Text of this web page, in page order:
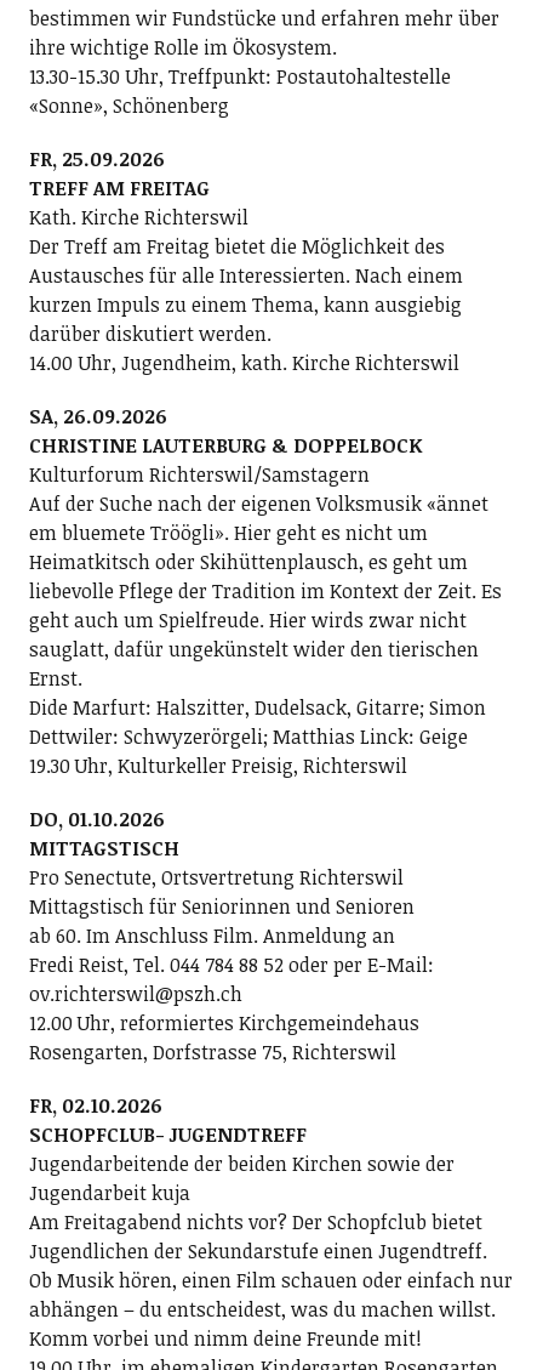
bestimmen wir Fundstücke und erfahren mehr über
ihre wichtige Rolle im Ökosystem.
13.30-15.30 Uhr, Treffpunkt: Postautohaltestelle
«Sonne», Schönenberg
FR, 25.09.2026
TREFF AM FREITAG
Kath. Kirche Richterswil
Der Treff am Freitag bietet die Möglichkeit des
Austausches für alle Interessierten. Nach einem
kurzen Impuls zu einem Thema, kann ausgiebig
darüber diskutiert werden.
14.00 Uhr, Jugendheim, kath. Kirche Richterswil
SA, 26.09.2026
CHRISTINE LAUTERBURG & DOPPELBOCK
Kulturforum Richterswil/Samstagern
Auf der Suche nach der eigenen Volksmusik «ännet
em bluemete Tröögli». Hier geht es nicht um
Heimatkitsch oder Skihüttenplausch, es geht um
liebevolle Pflege der Tradition im Kontext der Zeit. Es
geht auch um Spielfreude. Hier wirds zwar nicht
sauglatt, dafür ungekünstelt wider den tierischen
Ernst.
Dide Marfurt: Halszitter, Dudelsack, Gitarre; ­Simon
Dettwiler: Schwyzerörgeli; Matthias Linck: Geige
19.30 Uhr, Kulturkeller Preisig, Richterswil
DO, 01.10.2026
MITTAGSTISCH
Pro Senectute, Ortsvertretung Richterswil
Mittagstisch für Seniorinnen und Senioren
ab 60. Im Anschluss Film. Anmeldung an
Fredi Reist, Tel. 044 784 88 52 oder per E-Mail:
ov.richterswil@pszh.ch
12.00 Uhr, reformiertes Kirchgemeindehaus
Rosengarten, Dorfstrasse 75, Richterswil
FR, 02.10.2026
SCHOPFCLUB- JUGENDTREFF
Jugendarbeitende der beiden Kirchen sowie der
Jugendarbeit kuja
Am Freitagabend nichts vor? Der Schopfclub bietet
Jugendlichen der Sekundarstufe einen Jugendtreff.
Ob Musik hören, einen Film schauen oder einfach nur
abhängen – du entscheidest, was du machen willst.
Komm vorbei und nimm deine Freunde mit!